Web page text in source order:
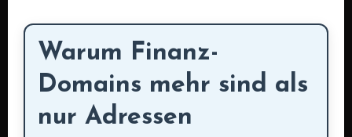
Warum Finanz-
Domains mehr sind als
nur Adressen